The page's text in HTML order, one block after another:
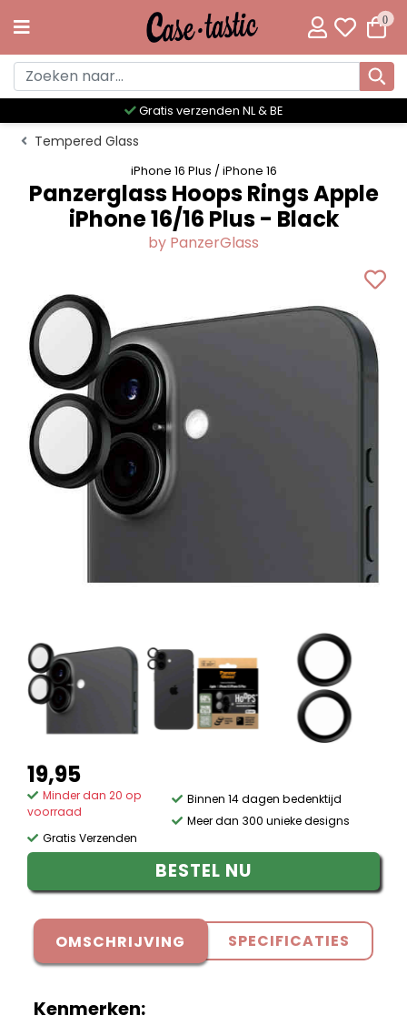
0
Gratis verzenden NL & BE
Tempered Glass
iPhone 16 Plus / iPhone 16
Panzerglass Hoops Rings Apple
iPhone 16/16 Plus - Black
by PanzerGlass
19,95
Minder dan 20 op
voorraad
Gratis Verzenden
Binnen 14 dagen bedenktijd
Meer dan 300 unieke designs
BESTEL NU
OMSCHRIJVING SPECIFICATIES
Kenmerken: